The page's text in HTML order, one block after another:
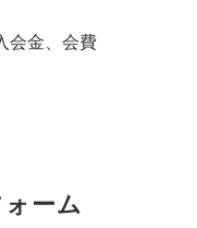
会金、会費
ーム